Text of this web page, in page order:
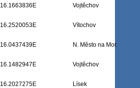
16.1663836E Vojtěchov
16.2520053E Vítochov
16.0437439E N. Město na Mor.
16.1482947E Vojtěchov
16.2027275E Lísek